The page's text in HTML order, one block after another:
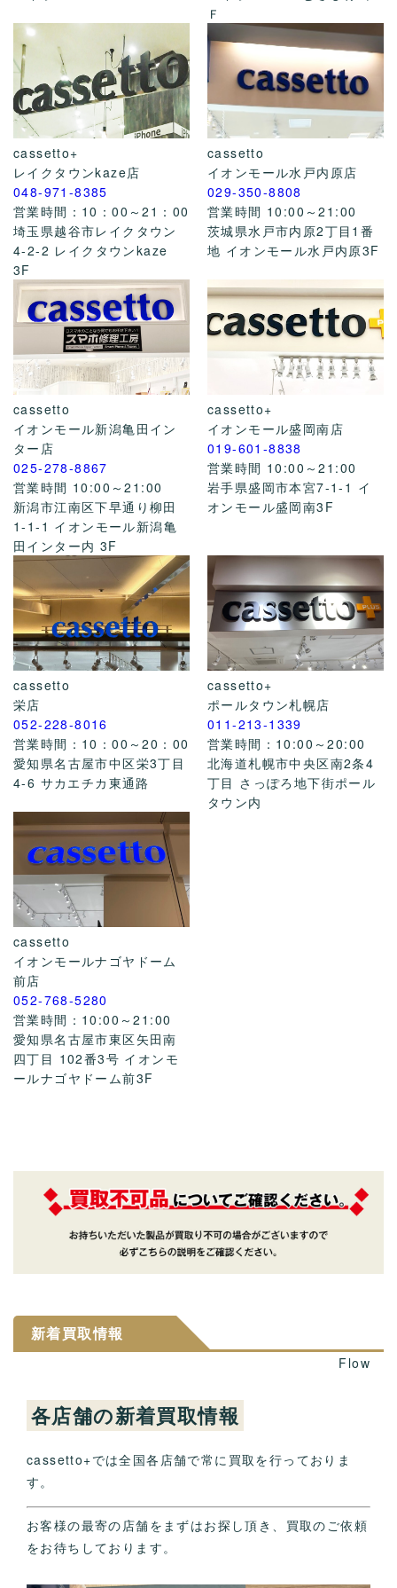
Ｆ
cassetto+
レイクタウンkaze店
048-971-8385
営業時間：10：00～21：00
埼玉県越谷市レイクタウン
4-2-2 レイクタウンkaze
3F
cassetto
イオンモール水戸内原店
029-350-8808
営業時間 10:00～21:00
茨城県水戸市内原2丁目1番
地 イオンモール水戸内原3F
cassetto
イオンモール新潟亀田イン
ター店
025-278-8867
営業時間 10:00～21:00
新潟市江南区下早通り柳田
1-1-1 イオンモール新潟亀
田インター内 3F
cassetto+
イオンモール盛岡南店
019-601-8838
営業時間 10:00～21:00
岩手県盛岡市本宮7-1-1 イ
オンモール盛岡南3F
cassetto
栄店
052-228-8016
営業時間：10：00～20：00
愛知県名古屋市中区栄3丁目
4-6 サカエチカ東通路
cassetto+
ポールタウン札幌店
011-213-1339
営業時間：10:00～20:00
北海道札幌市中央区南2条4
丁目 さっぽろ地下街ポール
タウン内
cassetto
イオンモールナゴヤドーム
前店
052-768-5280
営業時間：10:00～21:00
愛知県名古屋市東区矢田南
四丁目 102番3号 イオンモ
ールナゴヤドーム前3F
新着買取情報
Flow
各店舗の新着買取情報
cassetto+では全国各店舗で常に買取を行っておりま
す。
お客様の最寄の店舗をまずはお探し頂き、買取のご依頼
をお待ちしております。